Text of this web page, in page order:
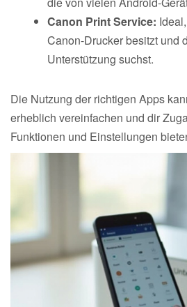
Canon Print Service:
Canon-Drucker besitzt und
Unterstützung suchst.
Die Nutzung der richtigen Apps
erheblich vereinfachen und dir
Funktionen und Einstellungen